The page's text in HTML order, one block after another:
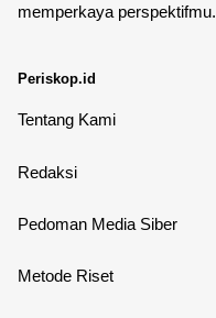
memperkaya perspektifmu.
Periskop.id
Tentang Kami
Redaksi
Pedoman Media Siber
Metode Riset